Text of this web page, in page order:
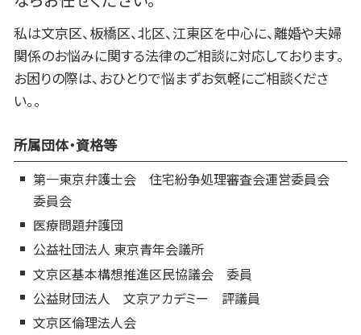
私は文京区、板橋区、北区、江東区を中心に、離婚や夫婦
関係のお悩みに関する法律のご相談に対応しております。
お困りの際は、おひとりで悩まずお気軽にご相談くださ
い。。
所属団体・資格等
第一東京弁護士会 住宅紛争処理審査会運営委員会
委員会
医療問題弁護団
公益社団法人 東京青年会議所
文京区基本構想推進区民協議会 委員
公益財団法人 文京アカデミー 評議員
文京区倫理法人会